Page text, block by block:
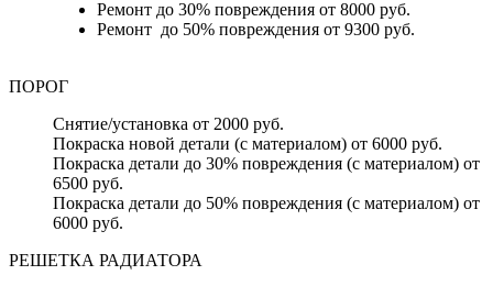
Ремонт до 30% повреждения от 8000 руб.
Ремонт до 50% повреждения от 9300 руб.
ПОРОГ
Снятие/установка от 2000 руб.
Покраска новой детали (с материалом) от 6000 руб.
Покраска детали до 30% повреждения (с материалом) от
6500 руб.
Покраска детали до 50% повреждения (с материалом) от
6000 руб.
РЕШЕТКА РАДИАТОРА